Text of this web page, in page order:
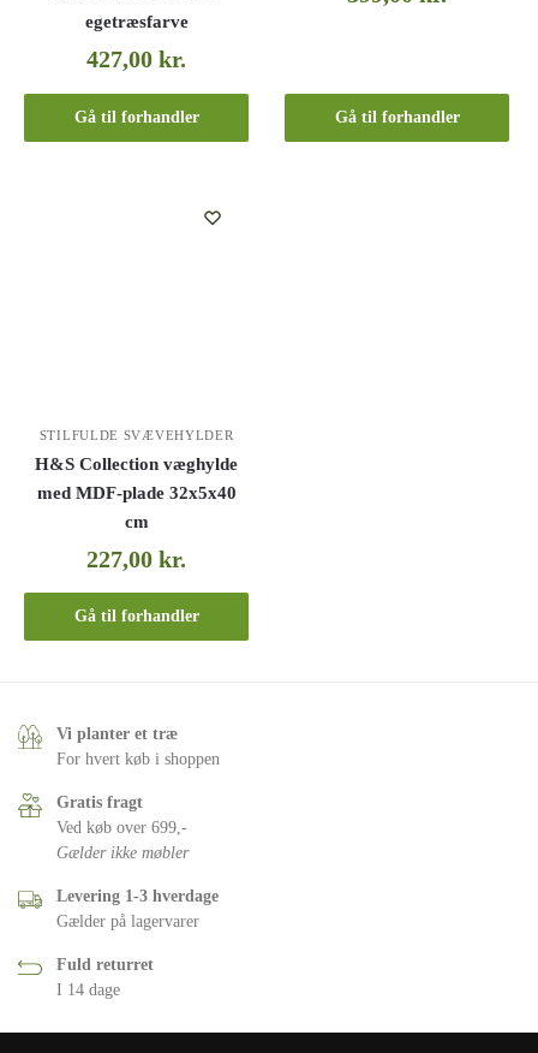
egetræsfarve
427,00kr.
Gå til forhandler Gå til forhandler
STILFULDE SVÆVEHYLDER
H&S Collection væghylde
med MDF-plade 32x5x40
cm
227,00kr.
Gå til forhandler
Vi planter et træ
For hvert køb i shoppen
Gratis fragt
Ved køb over 699,-
Gælder ikke møbler
Levering 1-3 hverdage
Gælder på lagervarer
Fuld returret
I 14 dage